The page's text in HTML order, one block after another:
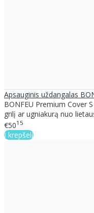
Apsauginis uždangalas
BONFEU Premium Cover
grilį ar ugniakurą nuo
€5015
Į krepšelį